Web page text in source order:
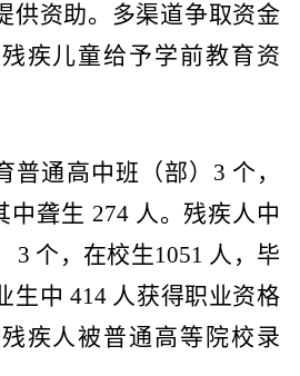
供资助。多渠道争取资金
疾儿童给予学前教育资
普通高中班（部） 3 个，
中聋生 274 人。残疾人中
3 个，在校生1051 人，毕
生中 414 人获得职业资格
疾人被普通高等院校录